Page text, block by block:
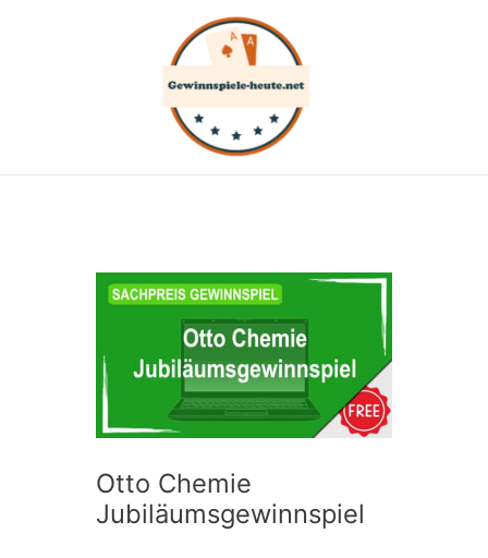
Otto Chemie
Jubiläumsgewinnspiel